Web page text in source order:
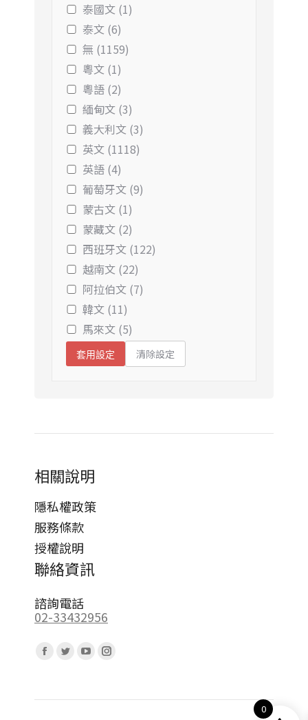
泰國文 (1)
泰文 (6)
無 (1159)
粵文 (1)
粵語 (2)
緬甸文 (3)
義大利文 (3)
英文 (1118)
英語 (4)
葡萄牙文 (9)
蒙古文 (1)
蒙藏文 (2)
西班牙文 (122)
越南文 (22)
阿拉伯文 (7)
韓文 (11)
馬來文 (5)
套用設定 清除設定
相關說明
隱私權政策
服務條款
授權說明
聯絡資訊
諮詢電話
02-33432956
Facebook
opens
Twitter
opens
YouTube
opens
Instagram
opens
0